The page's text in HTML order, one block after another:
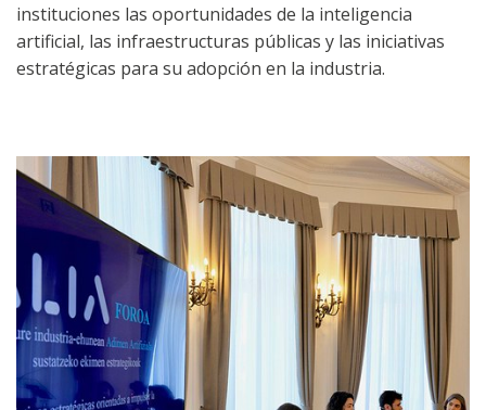
instituciones las oportunidades de la inteligencia
artificial, las infraestructuras públicas y las iniciativas
estratégicas para su adopción en la industria.